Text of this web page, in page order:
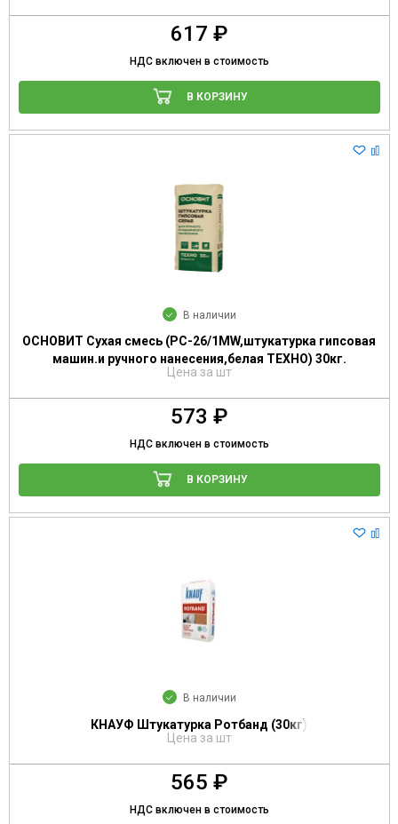
617 ₽
НДС включен в стоимость
В КОРЗИНУ
В наличии
ОСНОВИТ Сухая смесь (РС-26/1МW,штукатурка гипсовая
машин.и ручного нанесения,белая ТЕХНО) 30кг.
Цена за шт
573 ₽
НДС включен в стоимость
В КОРЗИНУ
В наличии
КНАУФ Штукатурка Ротбанд (30кг)
Цена за шт
565 ₽
НДС включен в стоимость